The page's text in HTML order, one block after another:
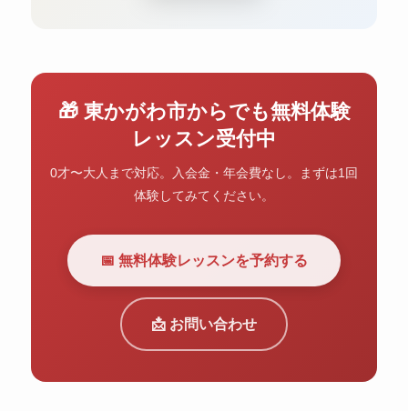
🎁 東かがわ市からでも無料体験
レッスン受付中
0才〜大人まで対応。入会金・年会費なし。まずは1回
体験してみてください。
📅 無料体験レッスンを予約する
📩 お問い合わせ